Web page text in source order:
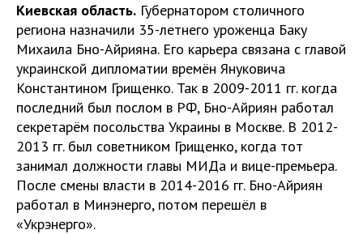
Киевская область. Губернатором столичного
региона назначили 35-летнего уроженца Баку
Михаила Бно-Айрияна. Его карьера связана с главой
украинской дипломатии времён Януковича
Константином Грищенко. Так в 2009-2011 гг. когда
последний был послом в РФ, Бно-Айриян работал
секретарём посольства Украины в Москве. В 2012-
2013 гг. был советником Грищенко, когда тот
занимал должности главы МИДа и вице-премьера.
После смены власти в 2014-2016 гг. Бно-Айриян
работал в Минэнерго, потом перешёл в
«Укрэнерго».